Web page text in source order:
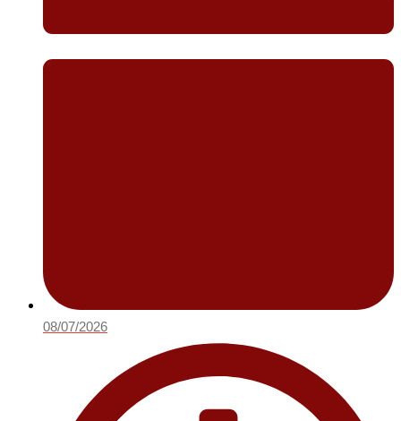
08/07/2026